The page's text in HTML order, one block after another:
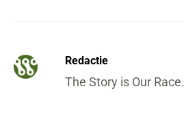
Redactie
The Story is Our Race.